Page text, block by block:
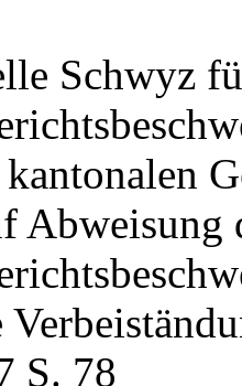
Schwyz
Abweisung
S. 78